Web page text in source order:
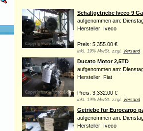
Schaltgetriebe Iveco 9
aufgenommen am:
Hersteller: Iveco
Preis: 5,355.00 €
inkl. 19% MwSt. zzgl. Versand
Ducato Motor 2,5TD
aufgenommen am:
Hersteller: Fiat
Preis: 3,332.00 €
inkl. 19% MwSt. zzgl. Versand
Getriebe für Eurocargo
aufgenommen am:
Hersteller: Iveco